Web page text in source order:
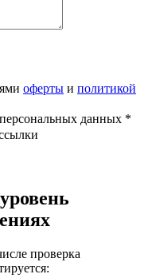
оферты и политикой
данных *
проверка